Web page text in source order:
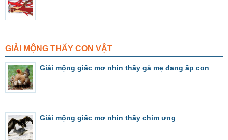
GIẢI MỘNG THẤY CON VẬT
Giải mộng giấc mơ nhìn thấy gà mẹ đang ấp con
Giải mộng giấc mơ nhìn thấy chim ưng